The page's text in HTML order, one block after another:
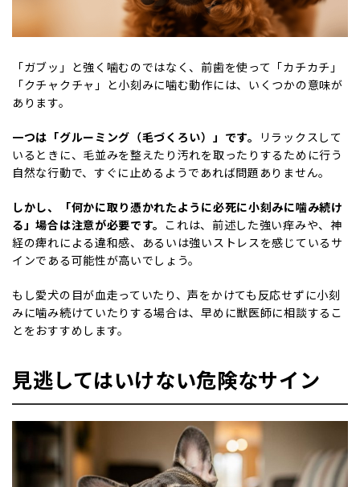
「ガブッ」と強く噛むのではなく、前歯を使って「カチカチ」
「クチャクチャ」と小刻みに噛む動作には、いくつかの意味が
あります。
一つは「グルーミング（毛づくろい）」です。
リラックスして
いるときに、毛並みを整えたり汚れを取ったりするために行う
自然な行動で、すぐに止めるようであれば問題ありません。
しかし、「何かに取り憑かれたように必死に小刻みに噛み続け
る」場合は注意が必要です。 これは、前述した強い痒みや、神
経の痺れによる違和感、あるいは強いストレスを感じているサ
インである可能性が高いでしょう。
もし愛犬の目が血走っていたり、声をかけても反応せずに小刻
みに噛み続けていたりする場合は、早めに獣医師に相談するこ
とをおすすめします。
見逃してはいけない危険なサイン